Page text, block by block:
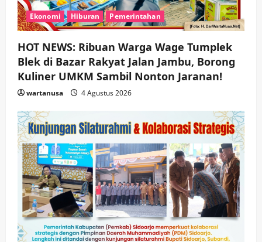
Ekonomi Hiburan Pemerintahan
HOT NEWS: Ribuan Warga Wage Tumplek
Blek di Bazar Rakyat Jalan Jambu, Borong
Kuliner UMKM Sambil Nonton Jaranan!
wartanusa 4 Agustus 2026